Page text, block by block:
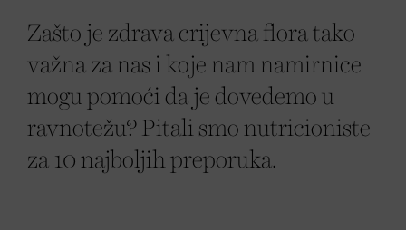
Zašto je zdrava crijevna flora tako
važna za nas i koje nam namirnice
mogu pomoći da je dovedemo u
ravnotežu? Pitali smo nutricioniste
za 10 najboljih preporuka.